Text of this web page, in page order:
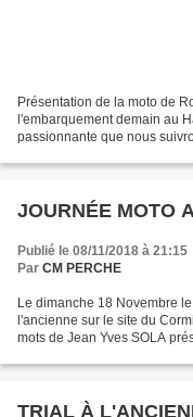
Présentation de la moto de
l'embarquement demain au
passionnante que nous
JOURNÉE MOTO
Publié le 08/11/2018 à 21:15
Par CM PERCHE
Le dimanche 18 Novembre
l'ancienne sur le site du
mots de Jean Yves SOLA
TRIAL À